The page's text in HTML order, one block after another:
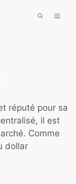
réputé pour sa
il est
Comme
dollar